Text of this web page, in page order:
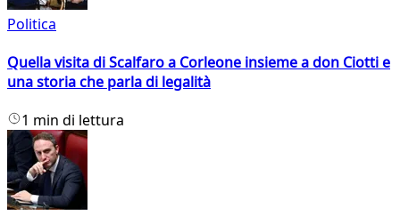
Politica
Quella visita di Scalfaro a Corleone insieme a don Ciotti e
una storia che parla di legalità
1 min di lettura